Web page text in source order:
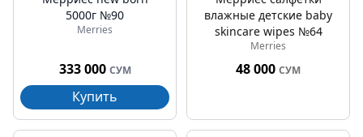
5000г №90
Merries
333 000 СУМ
Купить
влажные детские baby
skincare wipes №64
Merries
48 000 СУМ